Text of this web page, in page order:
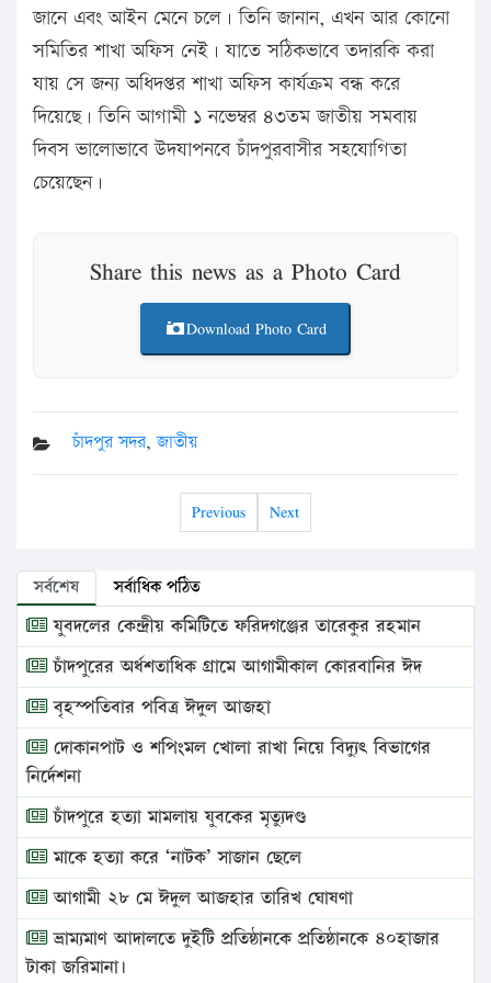
জানে এবং আইন মেনে চলে। তিনি জানান, এখন আর কোনো
সমিতির শাখা অফিস নেই। যাতে সঠিকভাবে তদারকি করা
যায় সে জন্য অধিদপ্তর শাখা অফিস কার্যক্রম বন্ধ করে
দিয়েছে। তিনি আগামী ১ নভেম্বর ৪৩তম জাতীয় সমবায়
দিবস ভালোভাবে উদযাপনবে চাঁদপুরবাসীর সহযোগিতা
চেয়েছেন।
Share this news as a Photo Card
Download Photo Card
চাঁদপুর সদর,জাতীয়
Previous Next
সর্বশেষ সর্বাধিক পঠিত
যুবদলের কেন্দ্রীয় কমিটিতে ফরিদগঞ্জের তারেকুর রহমান
চাঁদপুরের অর্ধশতাধিক গ্রামে আগামীকাল কোরবানির ঈদ
বৃহস্পতিবার পবিত্র ঈদুল আজহা
দোকানপাট ও শপিংমল খোলা রাখা নিয়ে বিদ্যুৎ বিভাগের
নির্দেশনা
চাঁদপুরে হত্যা মামলায় যুবকের মৃত্যুদণ্ড
মাকে হত্যা করে ‘নাটক’ সাজান ছেলে
আগামী ২৮ মে ঈদুল আজহার তারিখ ঘোষণা
ভ্রাম্যমাণ আদালতে দুইটি প্রতিষ্ঠানকে প্রতিষ্ঠানকে ৪০হাজার
টাকা জরিমানা।